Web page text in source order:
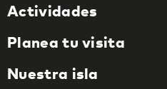
Actividades
Planea tu visita
Nuestra isla